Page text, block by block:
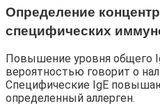
Определение
специфических
Повышение уровня общего
вероятностью говорит о
Специфические IgE
определенный аллерген.